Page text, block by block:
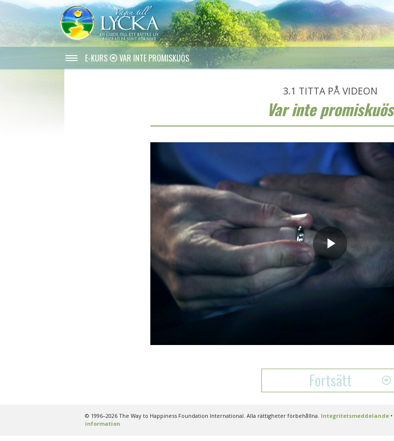
E-KURS VAR INTE PROMISKUÖS
3.1 TITTA PÅ VIDEON
Var inte promiskuös
Play
Video
Fortsätt
© 1996–2026 The Way to Happiness Foundation International. Alla rättigheter förbehållna. Integritetsmeddelande•
information